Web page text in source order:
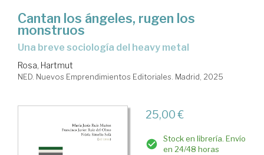
Sociología
de
la
comunicación
Cantan los ángeles, rugen los
monstruos
Una breve sociología del heavy metal
Rosa, Hartmut
NED. Nuevos Emprendimientos Editoriales. Madrid, 2025
25,00 €
Stock en librería. Envío
en 24/48 horas